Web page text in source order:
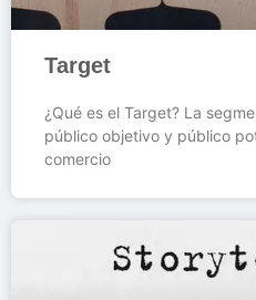
Target
¿Qué es el Target? La
público objetivo y público
comercio